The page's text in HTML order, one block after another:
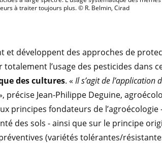
à traiter toujours plus. © R. Belmin, Cirad
et développent des approches de
l’usage des pesticides dans
des cultures. « Il s’agit de l’application
précise Jean-Philippe Deguine,
principes fondateurs de
des sols - ainsi que sur le principe
(variétés tolérantes/